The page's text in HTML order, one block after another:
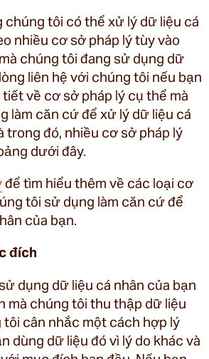
chúng tôi có thể xử lý dữ liệu cá
nhiều cơ sở pháp lý tùy vào
chúng tôi đang sử dụng dữ
liên hệ với chúng tôi nếu bạn
về cơ sở pháp lý cụ thể mà
làm căn cứ để xử lý dữ liệu cá
trong đó, nhiều cơ sở pháp lý
dưới đây.
để tìm hiểu thêm về các loại cơ
tôi sử dụng làm căn cứ để
của bạn.
đích
dụng dữ liệu cá nhân của bạn
mà chúng tôi thu thập dữ liệu
cân nhắc một cách hợp lý
dùng dữ liệu đó vì lý do khác và